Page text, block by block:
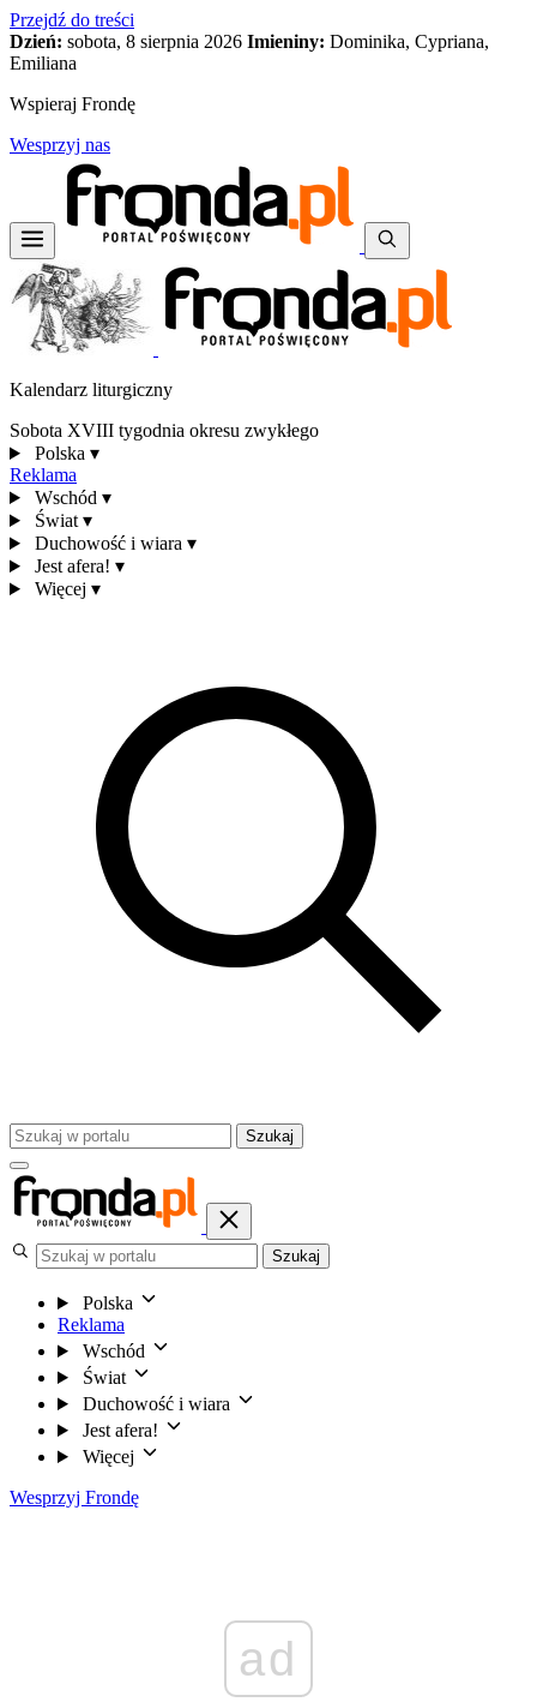
Przejdź do treści
Dzień: sobota, 8 sierpnia 2026 Imieniny: Dominika, Cypriana,
Emiliana
Wspieraj Frondę
Wesprzyj nas
Kalendarz liturgiczny
Sobota XVIII tygodnia okresu zwykłego
Polska ▾
Reklama
Wschód ▾
Świat ▾
Duchowość i wiara ▾
Jest afera! ▾
Więcej ▾
Szukaj
Szukaj
Polska
Reklama
Wschód
Świat
Duchowość i wiara
Jest afera!
Więcej
Wesprzyj Frondę
ad